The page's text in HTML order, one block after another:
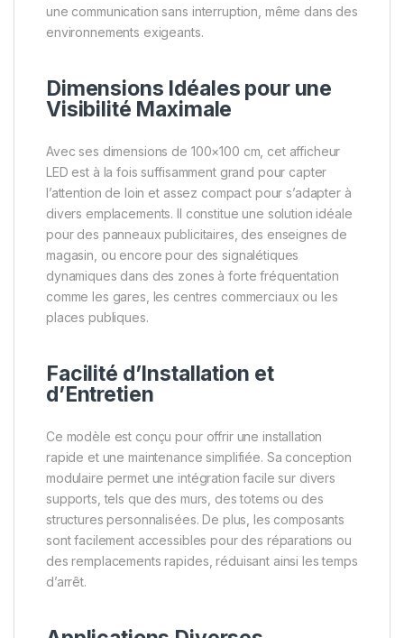
une communication sans interruption, même dans des
environnements exigeants.
Dimensions Idéales pour une
Visibilité Maximale
Avec ses dimensions de 100×100 cm, cet afficheur
LED est à la fois suffisamment grand pour capter
l’attention de loin et assez compact pour s’adapter à
divers emplacements. Il constitue une solution idéale
pour des panneaux publicitaires, des enseignes de
magasin, ou encore pour des signalétiques
dynamiques dans des zones à forte fréquentation
comme les gares, les centres commerciaux ou les
places publiques.
Facilité d’Installation et
d’Entretien
Ce modèle est conçu pour offrir une installation
rapide et une maintenance simplifiée. Sa conception
modulaire permet une intégration facile sur divers
supports, tels que des murs, des totems ou des
structures personnalisées. De plus, les composants
sont facilement accessibles pour des réparations ou
des remplacements rapides, réduisant ainsi les temps
d’arrêt.